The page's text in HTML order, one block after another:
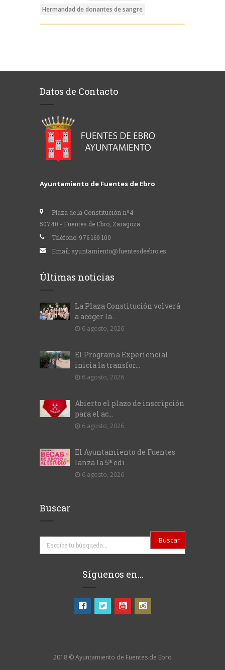
Hermandad de donantes de sangre
Datos de Contacto
Ayuntamiento de Fuentes de Ebro
Plaza de la Constitución nº4
50740 - Fuentes de Ebro, Zaragoza
Teléfono: 976 169 100
Email: ayuntamiento@fuentesdeebro.es
Últimas noticias
La Plaza Constitución volverá
a acoger la...
6 agosto, 2026
El Programa Experiencial
inicia la transfor...
6 agosto, 2026
Abierto el plazo de inscripción
para el ac...
6 agosto, 2026
El Ayuntamiento de Fuentes
lanza la 5ª edi...
6 agosto, 2026
Buscar
Buscar
Síguenos en…
2018 © Ayuntamiento de Fuentes de Ebro